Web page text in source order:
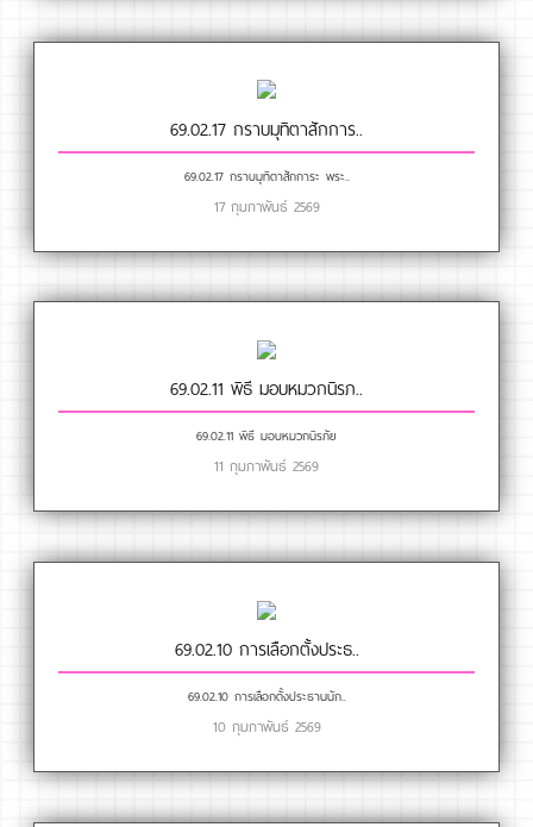
69.02.17 กราบมุทิตาสักการ..
69.02.17 กราบมุทิตาสักการะ พระ..
17 กุมภาพันธ์ 2569
69.02.11 พิธี มอบหมวกนิรภ..
69.02.11 พิธี มอบหมวกนิรภัย
11 กุมภาพันธ์ 2569
69.02.10 การเลือกตั้งประธ..
69.02.10 การเลือกตั้งประธานนัก..
10 กุมภาพันธ์ 2569